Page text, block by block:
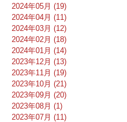
2024年05月 (19)
2024年04月 (11)
2024年03月 (12)
2024年02月 (18)
2024年01月 (14)
2023年12月 (13)
2023年11月 (19)
2023年10月 (21)
2023年09月 (20)
2023年08月 (1)
2023年07月 (11)